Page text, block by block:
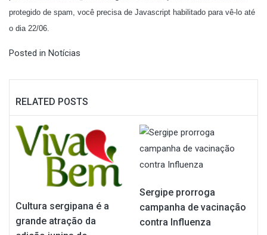
protegido de spam, você precisa de Javascript habilitado para vê-lo até
o dia 22/06.
Posted in Notícias
RELATED POSTS
Cultura sergipana é a
grande atração da
Sergipe prorroga
campanha de vacinação
contra Influenza